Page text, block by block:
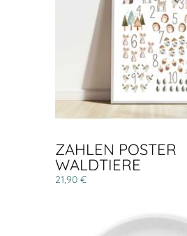
ZAHLEN POSTER
WALDTIERE
21,90 €